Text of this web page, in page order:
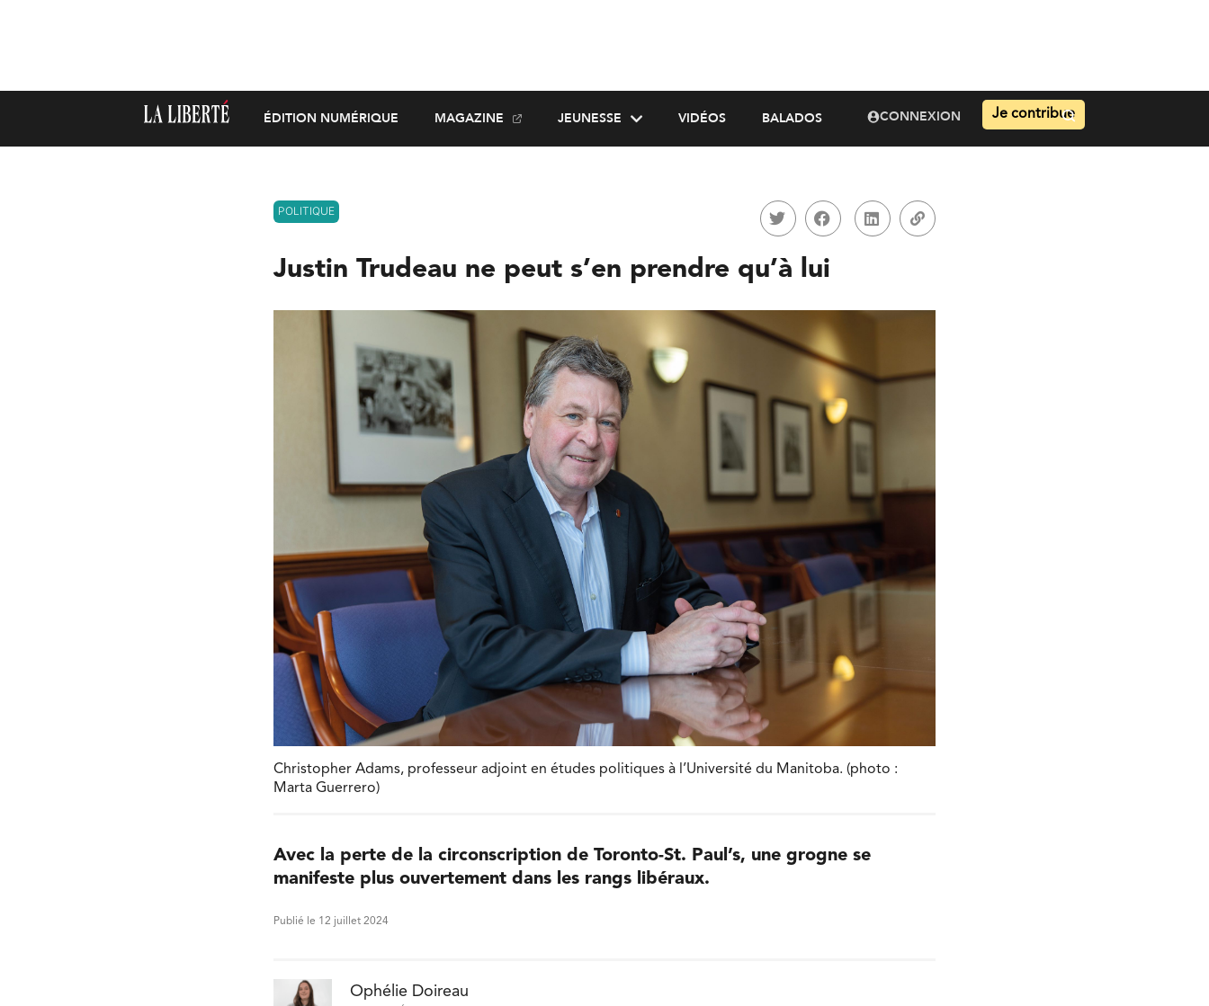
ÉDITION NUMÉRIQUE MAGAZINE JEUNESSE VIDÉOS BALADOS CONNEXION Je contribue
POLITIQUE
Justin Trudeau ne peut s’en prendre qu’à lui
Christopher Adams, professeur adjoint en études politiques à l’Université du Manitoba. (photo :
Marta Guerrero)
Avec la perte de la circonscription de Toronto-St. Paul’s, une grogne se
manifeste plus ouvertement dans les rangs libéraux.
Publié le 12 juillet 2024
Ophélie Doireau